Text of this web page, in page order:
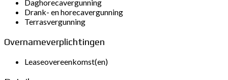
Daghorecavergunning
Drank- en horecavergunning
Terrasvergunning
Overnameverplichtingen
Leaseovereenkomst(en)